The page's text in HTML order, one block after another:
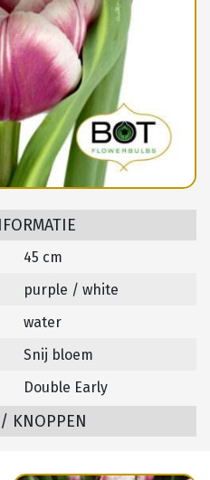
45 cm
purple / white
water
Snij bloem
Double Early
KNOPPEN